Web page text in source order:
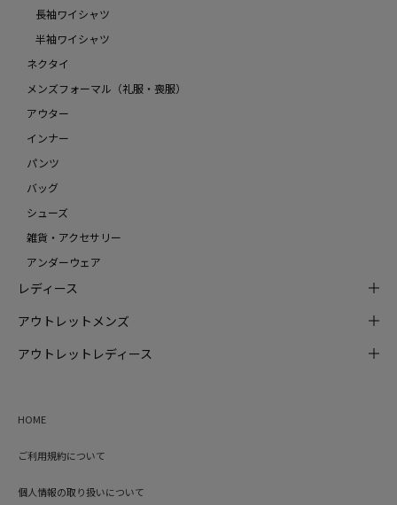
長袖ワイシャツ
半袖ワイシャツ
ネクタイ
メンズフォーマル（礼服・喪服）
アウター
インナー
パンツ
バッグ
シューズ
雑貨・アクセサリー
アンダーウェア
レディース
アウトレットメンズ
アウトレットレディース
HOME
ご利用規約について
個人情報の取り扱いについて